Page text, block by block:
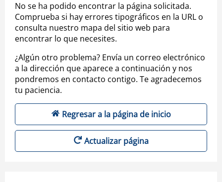
No se ha podido encontrar la página solicitada.
Comprueba si hay errores tipográficos en la URL o
consulta nuestro mapa del sitio web para
encontrar lo que necesites.
¿Algún otro problema? Envía un correo electrónico
a la dirección que aparece a continuación y nos
pondremos en contacto contigo. Te agradecemos
tu paciencia.
Regresar a la página de inicio
Actualizar página